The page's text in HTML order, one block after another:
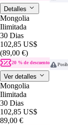
Detalles
Mongolia
Ilimitada
30 Dias
102,85 US$
(89,00 €)
20 % de descuento
Ver detalles
Mongolia
Ilimitada
30 Dias
102,85 US$
89,00 €